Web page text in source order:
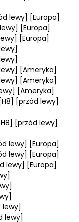
lewy] [Europa]
lewy] [Europa]
[Europa]
lewy] [Ameryka]
lewy] [Ameryka]
[Ameryka]
[przód lewy]
[przód lewy]
lewy] [Europa]
lewy] [Europa]
lewy] [Europa]
lewy]
lewy]